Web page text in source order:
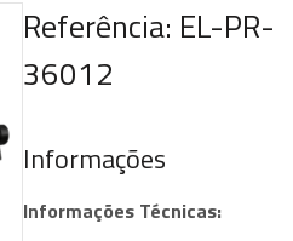
Referência: EL-PR-
36012
Informações
Informações Técnicas: